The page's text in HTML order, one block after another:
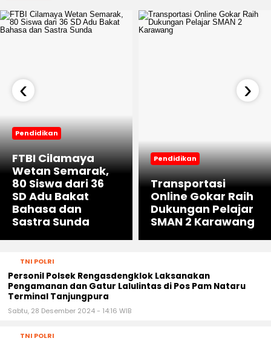
Pendidikan
FTBI Cilamaya
Wetan Semarak,
80 Siswa dari 36
SD Adu Bakat
Bahasa dan
Sastra Sunda
Pendidikan
Transportasi
Online Gokar Raih
Dukungan Pelajar
SMAN 2 Karawang
‹ ›
TNI POLRI
Personil Polsek Rengasdengklok Laksanakan
Pengamanan dan Gatur Lalulintas di Pos Pam Nataru
Terminal Tanjungpura
Sabtu, 28 Desember 2024 - 14:16 WIB
TNI POLRI